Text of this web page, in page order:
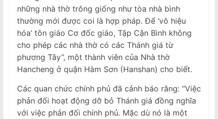
những nhà thờ trông giống như tòa nhà bình
thường mới được coi là hợp pháp. Để ‘vô hiệu
hóa’ tôn giáo Cơ đốc giáo, Tập Cận Bình không
cho phép các nhà thờ có các Thánh giá từ
phương Tây”, một thành viên của Nhà thờ
Hancheng ở quận Hàm Sơn (Hanshan) cho biết.
Các quan chức chính phủ đã cảnh báo rằng: “Việc
phản đối hoạt động dỡ bỏ Thánh giá đồng nghĩa
với việc phản đối chính phủ. Mặc dù nó là một